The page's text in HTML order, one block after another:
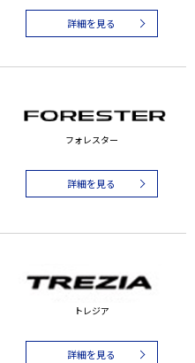
詳細を見る
フォレスター
詳細を見る
トレジア
詳細を見る